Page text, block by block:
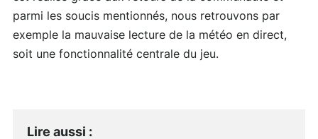
parmi les soucis mentionnés, nous retrouvons par
exemple la mauvaise lecture de la météo en direct,
soit une fonctionnalité centrale du jeu.
Lire aussi :